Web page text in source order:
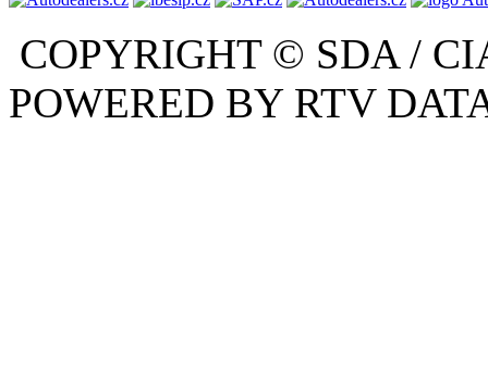
COPYRIGHT © SDA /
POWERED BY RTV